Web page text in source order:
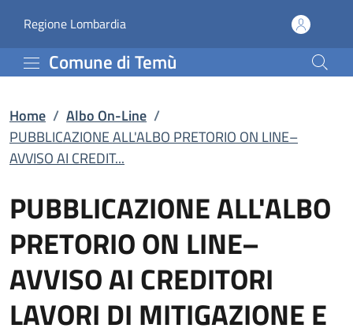
PUBBLICAZIONE
Regione Lombardia(apre in un'altra scheda).
Comune di Temù
Home / Albo On-Line /
PUBBLICAZIONE ALL'ALBO PRETORIO ON LINE–
AVVISO AI CREDIT...
PUBBLICAZIONE ALL'ALBO
PRETORIO ON LINE–
AVVISO AI CREDITORI
LAVORI DI MITIGAZIONE E